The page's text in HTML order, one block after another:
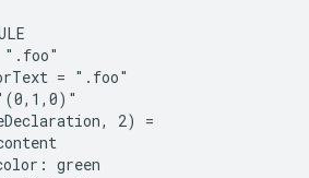
= ".foo"
2) =
green